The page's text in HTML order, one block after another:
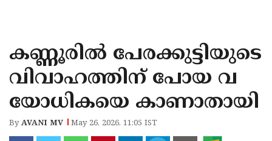
KANNUR
KASARAGOD
കണ്ണൂരിൽ പേരക്കുട്ടിയുടെ
വിവാഹത്തിന് പോയ വ
യോധികയെ കാണാതായി
ByAVANI MV May 26, 2026, 11:05 IST